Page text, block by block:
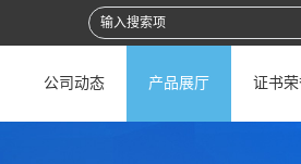
公司动态 产品展厅 证书